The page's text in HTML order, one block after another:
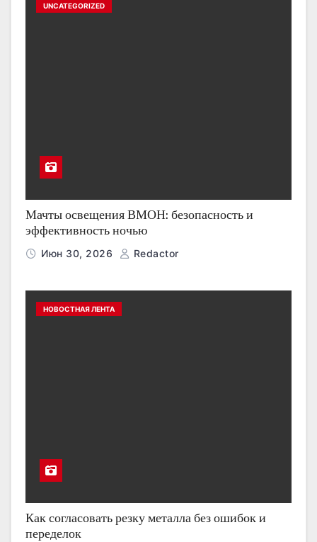
UNCATEGORIZED
Мачты освещения ВМОН: безопасность и
эффективность ночью
Июн 30, 2026 Redactor
НОВОСТНАЯ ЛЕНТА
Как согласовать резку металла без ошибок и
переделок